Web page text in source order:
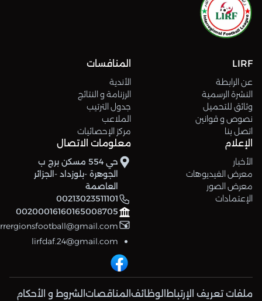
LIRF
عن الرابطة
النشرة الرسمية
وثائق للتحميل
نصوص و قوانين
اتصل بنا
المنافسات
الأندية
الرزنامة و النتائج
جدول الترتيب
الملاعب
مركز الإحصائيات
الإعلام
الأخبار
معرض الفيديوهات
معرض الصور
الإعتمادات
معلومات الاتصال
حي 554 مسكن برج ب
الجوهرة -بلوزداد -الجزائر
العاصمة
00213023511101
00200016160165008705
lirfdaf.24@gmail.com
ملفات تعريف الإرتباط الوظائف المناقصات الشروط و الأحكام